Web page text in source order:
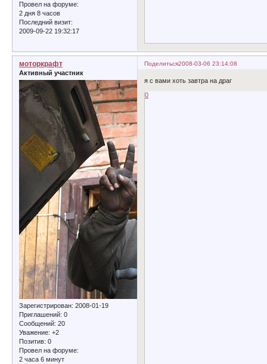
Провел на форуме:
2 дня 8 часов
Последний визит:
2009-09-22 19:32:17
Поделиться2008-03-06 23:14:08
моторкрафт
Активный участник
Зарегистрирован: 2008-01-19
Приглашений: 0
Сообщений: 20
Уважение: +2
Позитив: 0
Провел на форуме:
2 часа 6 минут
я с вами хоть завтра на драг
0